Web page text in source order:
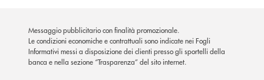
Messaggio pubblicitario con finalità promozionale.
Le condizioni economiche e contrattuali sono indicate nei Fogli
Informativi messi a disposizione dei clienti presso gli sportelli della
banca e nella sezione “Trasparenza” del sito internet.